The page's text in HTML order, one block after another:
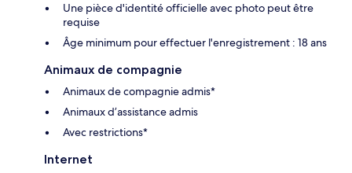
Une pièce d'identité officielle avec photo peut être
requise
Âge minimum pour effectuer l'enregistrement : 18 ans
Animaux de compagnie
Animaux de compagnie admis*
Animaux d’assistance admis
Avec restrictions*
Internet